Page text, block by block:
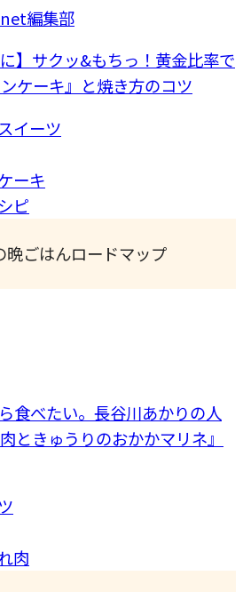
編集部
に】サクッ&もちっ！黄金比率で
ケーキ』と焼き方のコツ
イーツ
ーキ
ピ
晩ごはんロードマップ
食べたい。長谷川あかりの人
ときゅうりのおかかマリネ』
肉